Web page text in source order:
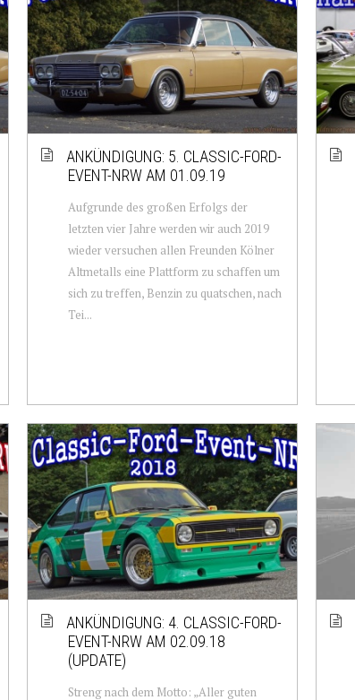
ANKÜNDIGUNG: 5. CLASSIC-FORD-
EVENT-NRW AM 01.09.19
Aufgrunde des großen Erfolgs der
letzten vier Jahre werden wir auch 2019
wieder versuchen allen Freunden Kölner
Altmetalls eine Plattform zu schaffen um
sich zu treffen, Benzin zu quatschen, nach
Tei...
ANKÜNDIGUNG: 4. CLASSIC-FORD-
EVENT-NRW AM 02.09.18
(UPDATE)
Streng nach dem Motto: „Aller guten